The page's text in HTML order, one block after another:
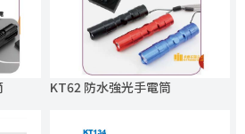
KT62 防水強光手電筒